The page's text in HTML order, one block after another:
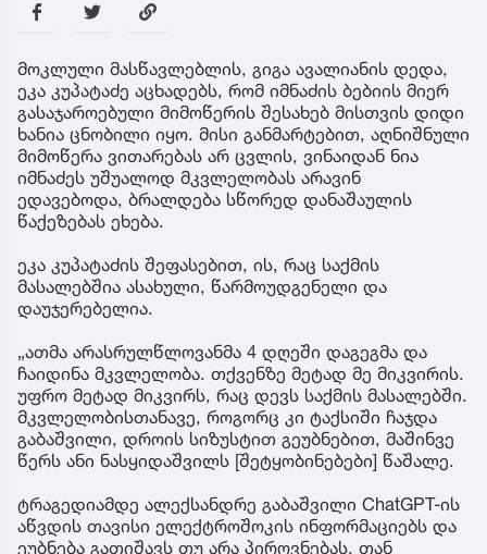
მოკლული მასწავლებლის, გიგა ავალიანის დედა,
ეკა კუპატაძე აცხადებს, რომ იმნაძის ბებიის მიერ
გასაჯაროებული მიმოწერის შესახებ მისთვის დიდი
ხანია ცნობილი იყო. მისი განმარტებით, აღნიშნული
მიმოწერა ვითარებას არ ცვლის, ვინაიდან ნია
იმნაძეს უშუალოდ მკვლელობას არავინ
ედავებოდა, ბრალდება სწორედ დანაშაულის
წაქეზებას ეხება.
ეკა კუპატაძის შეფასებით, ის, რაც საქმის
მასალებშია ასახული, წარმოუდგენელი და
დაუჯერებელია.
„ათმა არასრულწლოვანმა 4 დღეში დაგეგმა და
ჩაიდინა მკვლელობა. თქვენზე მეტად მე მიკვირის.
უფრო მეტად მიკვირს, რაც დევს საქმის მასალებში.
მკვლელობისთანავე, როგორც კი ტაქსიში ჩაჯდა
გაბაშვილი, დროის სიზუსტით გეუბნებით, მაშინვე
წერს ანი ნასყიდაშვილს [შეტყობინებები] წაშალე.
ტრაგედიამდე ალექსანდრე გაბაშვილი ChatGPT-ის
აწვდის თავისი ელექტროშოკის ინფორმაციებს და
ეუბნება გათიშავს თუ არა პიროვნებას, თან